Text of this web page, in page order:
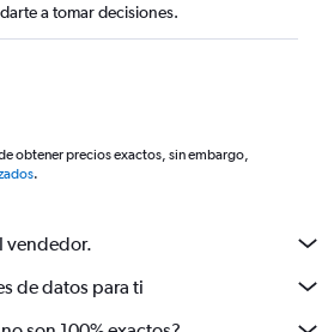
a tomar decisiones.
obtener precios exactos, sin embargo,
.
vendedor.
de datos para ti